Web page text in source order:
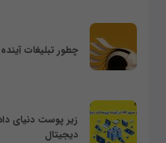
چطور تبلیغات
دیجیتال